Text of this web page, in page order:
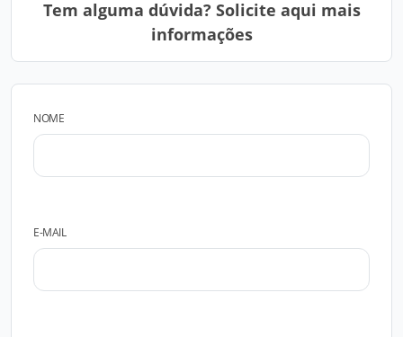
Tem alguma dúvida? Solicite aqui mais
informações
NOME
E-MAIL